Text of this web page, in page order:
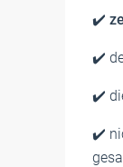
✔️
✔️
✔️
✔️